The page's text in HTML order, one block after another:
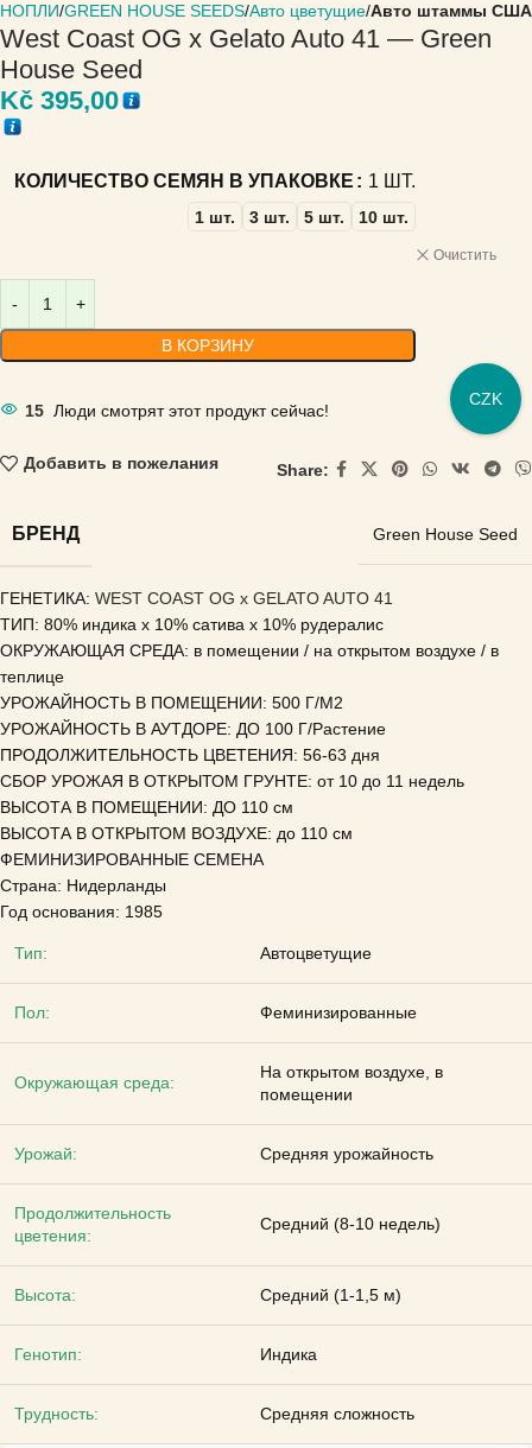
GREEN HOUSE SEEDS Авто цветущие Авто штаммы США
West Coast OG x Gelato Auto 41 — Green
House Seed
Kč 395,00
КОЛИЧЕСТВО СЕМЯН В УПАКОВКЕ 1 ШТ.
1 шт. 3 шт. 5 шт. 10 шт.
Очистить
В КОРЗИНУ
15 Люди смотрят этот продукт сейчас!
Добавить в пожелания Share:
БРЕНД Green House Seed
ГЕНЕТИКА: WEST COAST OG x GELATO AUTO 41
ТИП: 80% индика x 10% сатива x 10% рудералис
ОКРУЖАЮЩАЯ СРЕДА: в помещении / на открытом воздухе / в
теплице
УРОЖАЙНОСТЬ В ПОМЕЩЕНИИ: 500 Г/М2
УРОЖАЙНОСТЬ В АУТДОРЕ: ДО 100 Г/Растение
ПРОДОЛЖИТЕЛЬНОСТЬ ЦВЕТЕНИЯ: 56-63 дня
СБОР УРОЖАЯ В ОТКРЫТОМ ГРУНТЕ: от 10 до 11 недель
ВЫСОТА В ПОМЕЩЕНИИ: ДО 110 см
ВЫСОТА В ОТКРЫТОМ ВОЗДУХЕ: до 110 см
ФЕМИНИЗИРОВАННЫЕ СЕМЕНА
Страна: Нидерланды
Год основания: 1985
Тип: Автоцветущие
Пол: Феминизированные
Окружающая среда:
На открытом воздухе, в
помещении
Урожай: Средняя урожайность
Продолжительность
цветения:
Средний (8-10 недель)
Высота: Средний (1-1,5 м)
Генотип: Индика
Трудность: Средняя сложность
CZK